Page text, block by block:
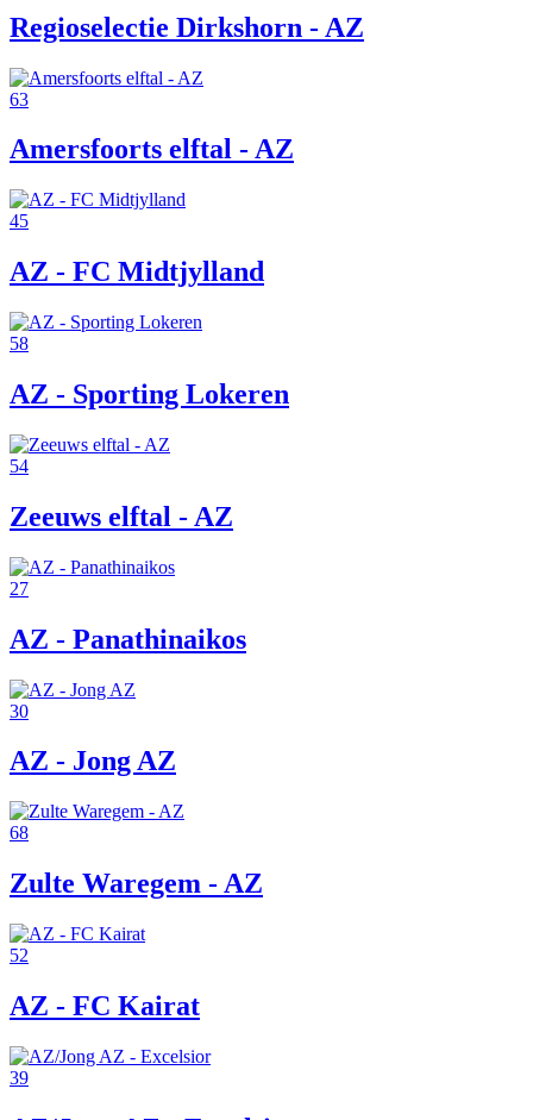
Regioselectie Dirkshorn - AZ
63
Amersfoorts elftal - AZ
45
AZ - FC Midtjylland
58
AZ - Sporting Lokeren
54
Zeeuws elftal - AZ
27
AZ - Panathinaikos
30
AZ - Jong AZ
68
Zulte Waregem - AZ
52
AZ - FC Kairat
39